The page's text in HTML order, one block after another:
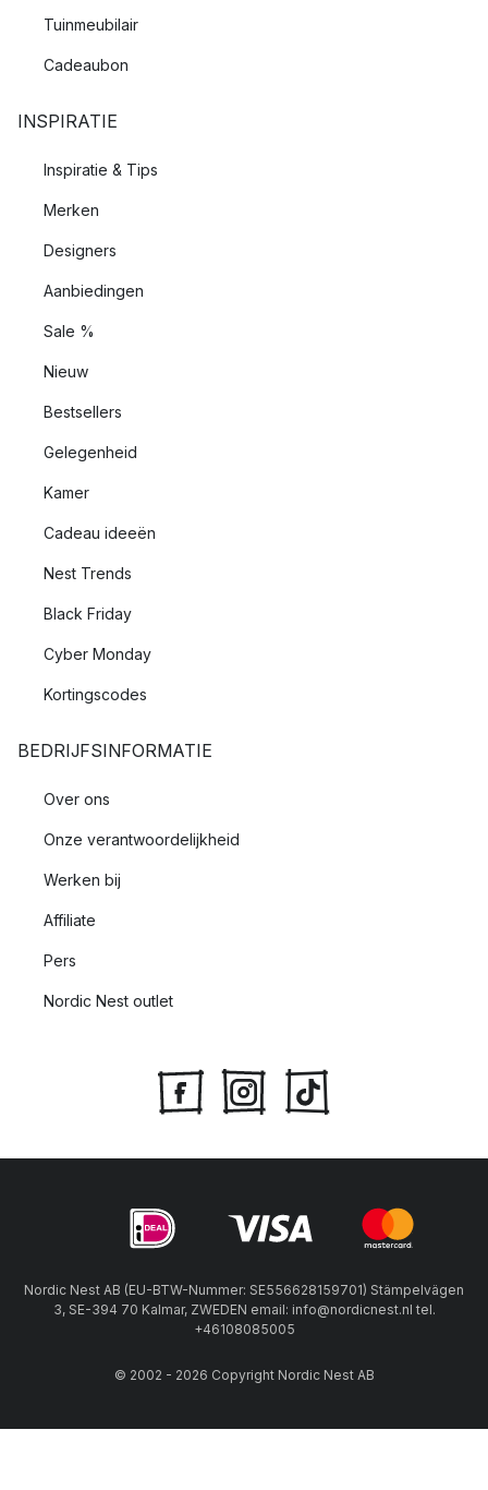
Tuinmeubilair
Cadeaubon
INSPIRATIE
Inspiratie & Tips
Merken
Designers
Aanbiedingen
Sale %
Nieuw
Bestsellers
Gelegenheid
Kamer
Cadeau ideeën
Nest Trends
Black Friday
Cyber Monday
Kortingscodes
BEDRIJFSINFORMATIE
Over ons
Onze verantwoordelijkheid
Werken bij
Affiliate
Pers
Nordic Nest outlet
Nordic Nest AB (EU-BTW-Nummer: SE556628159701) Stämpelvägen
3, SE-394 70 Kalmar, ZWEDEN email: info@nordicnest.nl tel.
+46108085005
© 2002 - 2026 Copyright Nordic Nest AB